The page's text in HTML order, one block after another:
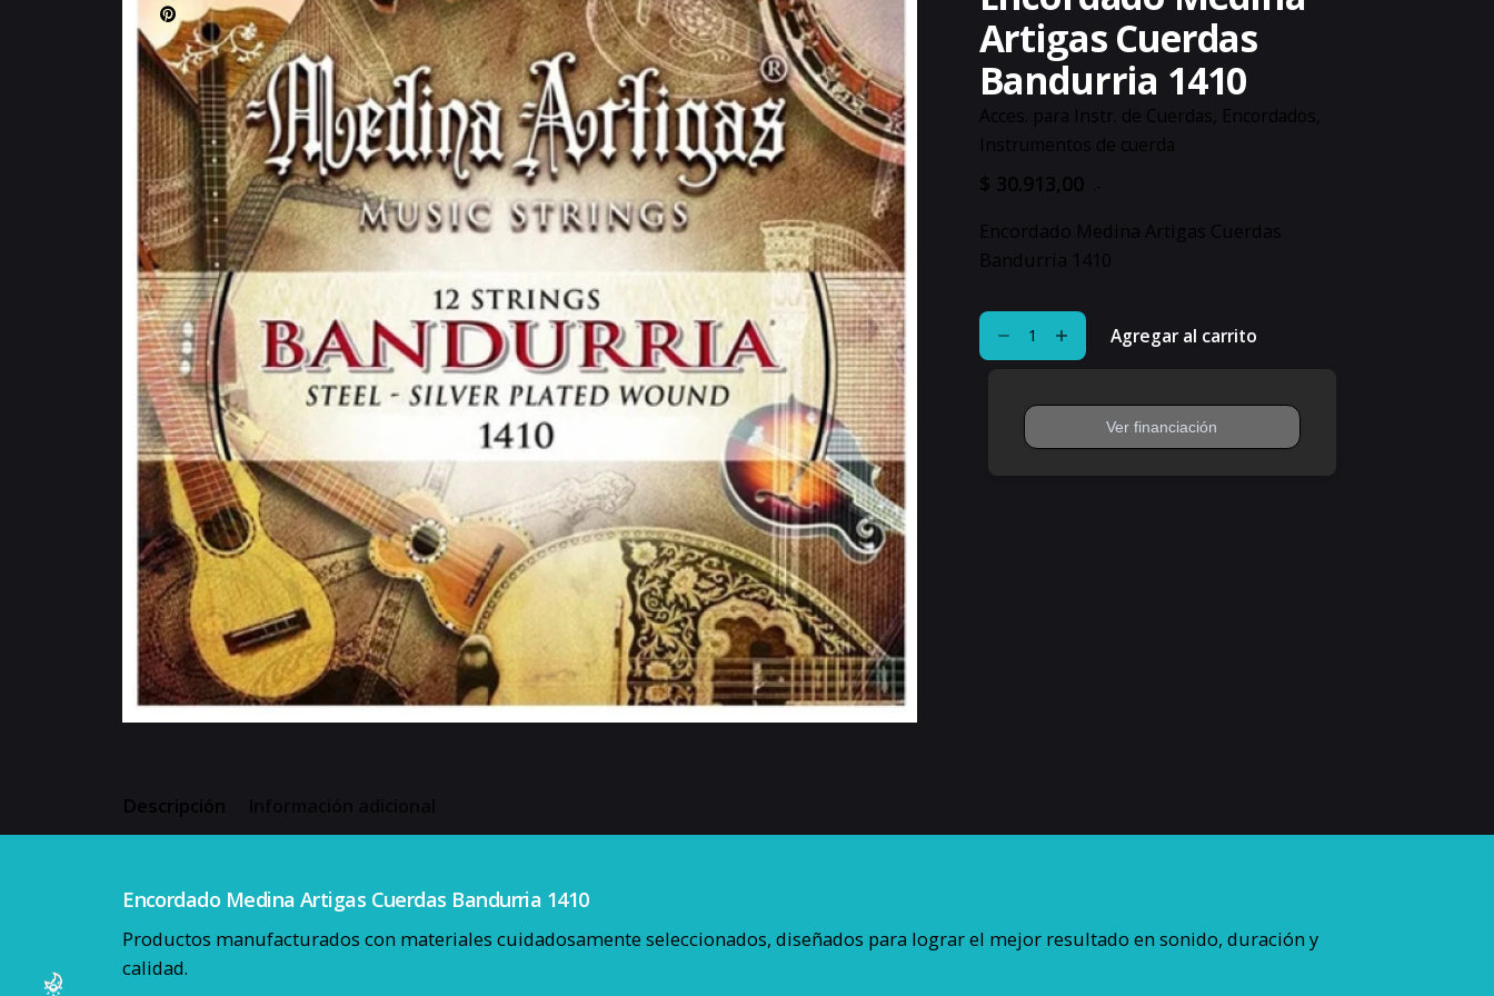
Artigas Cuerdas
Bandurria 1410
Acces. para Instr. de Cuerdas Encordados
Instrumentos de cuerda
$ 30.913,00 .-
Encordado Medina Artigas Cuerdas
Bandurria 1410
Encordado
Medina
Cuerdas
Agregar al carrito
Descripción
Encordado Medina Artigas Cuerdas Bandurria 1410
Productos manufacturados con materiales cuidadosamente seleccionados, diseñados para lograr el mejor resultado en sonido, duración y
calidad.